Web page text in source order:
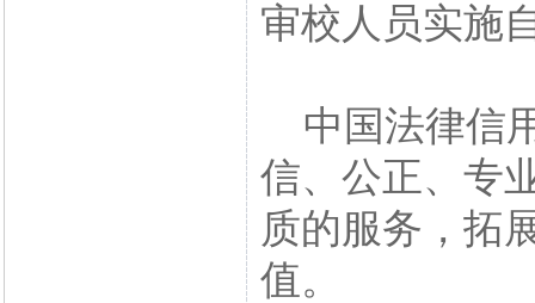
审校人员实施
中国法律信
信、公正、专
质的服务，拓
值。